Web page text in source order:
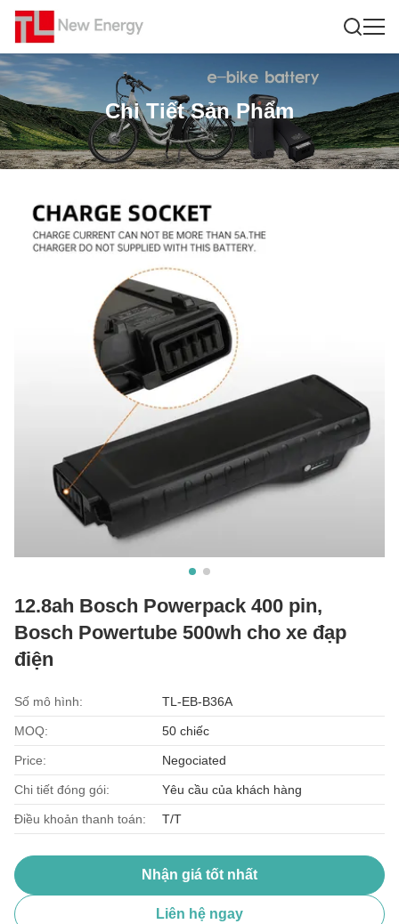
Chi Tiết Sản Phẩm
12.8ah Bosch Powerpack 400 pin,
Bosch Powertube 500wh cho xe đạp
điện
Số mô hình: TL-EB-B36A
MOQ: 50 chiếc
Price: Negociated
Chi tiết đóng gói: Yêu cầu của khách hàng
Điều khoản thanh toán: T/T
Nhận giá tốt nhất
Liên hệ ngay